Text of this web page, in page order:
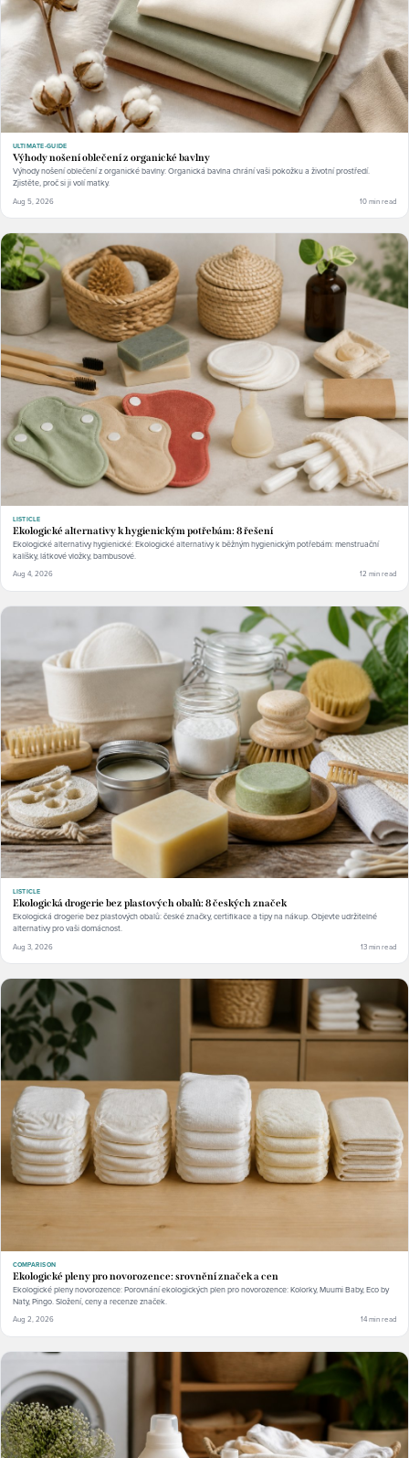
ULTIMATE-GUIDE
Výhody nošení oblečení z organické bavlny
Výhody nošení oblečení z organické bavlny: Organická bavlna chrání vaši pokožku a životní prostředí.
Zjistěte, proč si ji volí matky.
Aug 5, 2026 10 min read
LISTICLE
Ekologické alternativy k hygienickým potřebám: 8 řešení
Ekologické alternativy hygienické: Ekologické alternativy k běžným hygienickým potřebám: menstruační
kalíšky, látkové vložky, bambusové.
Aug 4, 2026 12 min read
LISTICLE
Ekologická drogerie bez plastových obalů: 8 českých značek
Ekologická drogerie bez plastových obalů: české značky, certifikace a tipy na nákup. Objevte udržitelné
alternativy pro vaši domácnost.
Aug 3, 2026 13 min read
COMPARISON
Ekologické pleny pro novorozence: srovnění značek a cen
Ekologické pleny novorozence: Porovnání ekologických plen pro novorozence: Kolorky, Muumi Baby, Eco by
Naty, Pingo. Složení, ceny a recenze značek.
Aug 2, 2026 14 min read